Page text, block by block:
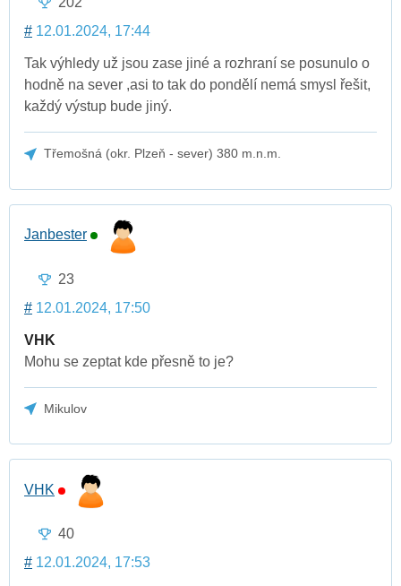
# 12.01.2024, 17:44
Tak výhledy už jsou zase jiné a rozhraní se posunulo o
hodně na sever ,asi to tak do pondělí nemá smysl řešit,
každý výstup bude jiný.
Třemošná (okr. Plzeň - sever) 380 m.n.m.
Janbester
23
# 12.01.2024, 17:50
VHK
Mohu se zeptat kde přesně to je?
Mikulov
VHK
40
# 12.01.2024, 17:53